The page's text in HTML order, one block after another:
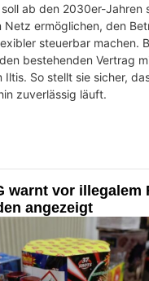
ab den 2030er-Jahren
Netz ermöglichen, den
steuerbar machen.
bestehenden Vertrag
So stellt sie sicher,
zuverlässig läuft.
warnt vor illegalem
angezeigt